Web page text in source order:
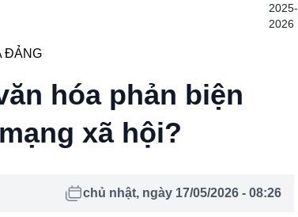
2025-
2026
ĐẢNG
hóa phản biện
xã hội?
chủ nhật, ngày 17/05/2026 - 08:26